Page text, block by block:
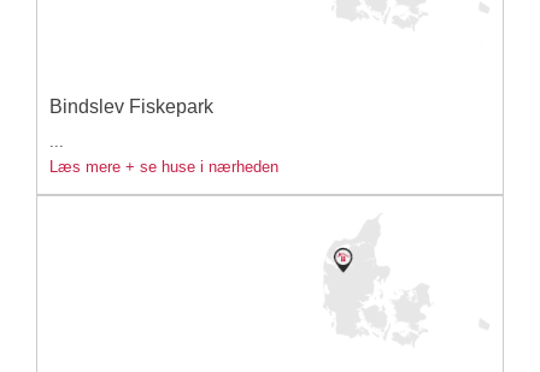
Bindslev Fiskepark
...
Læs mere + se huse i nærheden